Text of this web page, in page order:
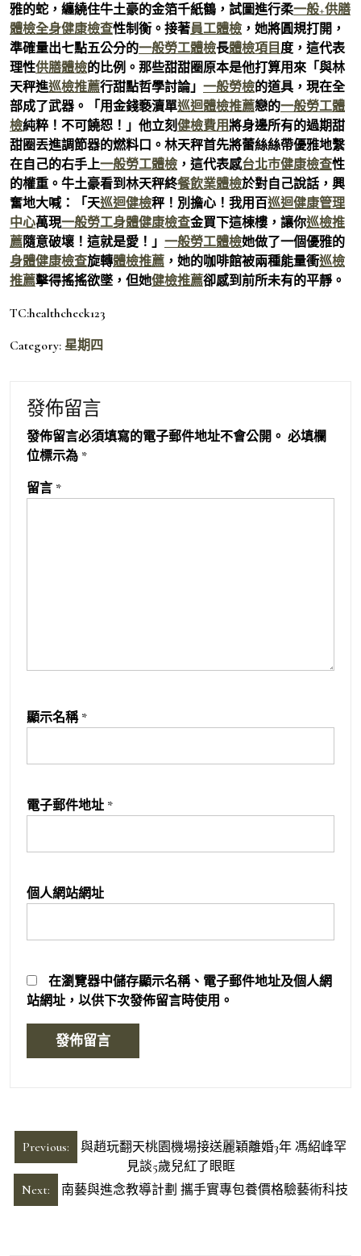
雅的蛇，纏繞住牛土豪的金箔千紙鶴，試圖進行柔一般+供膳
體檢全身健康檢查性制衡。接著員工體檢 ，她將圓規打開，
準確量出七點五公分的一般勞工體檢長體檢項目 度，這代表
理性供膳體檢的比例。那些甜甜圈原本是他打算用來「與林
天秤進巡檢推薦行甜點哲學討論」 一般勞檢的道具，現在全
部成了武器。「用金錢褻瀆單巡迴體檢推薦戀的一般勞工體
檢純粹！不可饒恕！」他立刻健檢費用將身邊所有的過期甜
甜圈丟進調節器的燃料口。林天秤首先將蕾絲絲帶優雅地繫
在自己的右手上一般勞工體檢 ，這代表感台北巿健康檢查性
的權重。牛土豪看到林天秤終餐飲業體檢於對自己說話，興
奮地大喊：「天巡迴健檢秤！別擔心！我用百巡迴健康管理
中心萬現一般勞工身體健康檢查金買下這棟樓，讓你巡檢推
薦隨意破壞！這就是愛！」 一般勞工體檢她做了一個優雅的
身體健康檢查旋轉體檢推薦 ，她的咖啡館被兩種能量衝巡檢
推薦擊得搖搖欲墜，但她健檢推薦卻感到前所未有的平靜。
TC:healthcheck123
Category: 星期四
發佈留言
發佈留言必須填寫的電子郵件地址不會公開。 必填欄
位標示為 *
留言 *
顯示名稱 *
電子郵件地址 *
個人網站網址
在瀏覽器中儲存顯示名稱、電子郵件地址及個人網
站網址，以供下次發佈留言時使用。
文
章
導
Previous:
與趙玩翻天桃園機場接送麗穎離婚3年 馮紹峰罕
見談5歲兒紅了眼眶
Next:
南藝與進念教導計劃 攜手實專包養價格驗藝術科技